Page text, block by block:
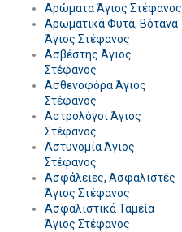
Αρώματα Άγιος Στέφανος
Αρωματικά Φυτά, Βότανα
Άγιος Στέφανος
Ασβέστης Άγιος
Στέφανος
Ασθενοφόρα Άγιος
Στέφανος
Αστρολόγοι Άγιος
Στέφανος
Αστυνομία Άγιος
Στέφανος
Ασφάλειες, Ασφαλιστές
Άγιος Στέφανος
Ασφαλιστικά Ταμεία
Άγιος Στέφανος